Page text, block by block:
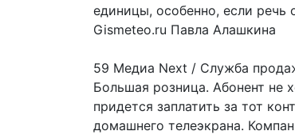
единицы, особенно, если речь
Gismeteo.ru Павла Алашкина
59 Медиа Next / Служба
Большая розница. Абонент не
придется заплатить за тот
домашнего телеэкрана.